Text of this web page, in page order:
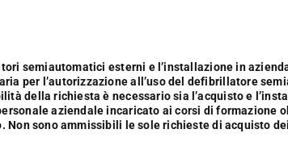
semiautomatici esterni e l’installazione in
per l’autorizzazione all’uso del defibrillatore
della richiesta è necessario sia l’acquisto e
aziendale incaricato ai corsi di formazione
Non sono ammissibili le sole richieste di acquisto